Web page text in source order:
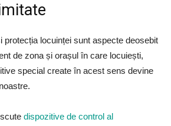
protecția locuinței sunt aspecte deosebit
de zona și orașul în care locuiești,
special create în acest sens devine
dispozitive de control al